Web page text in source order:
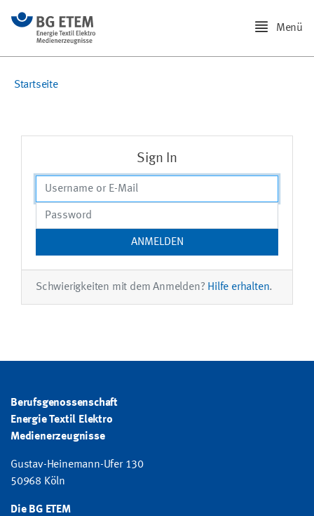
Menü
Startseite
Sign In
Schwierigkeiten mit dem Anmelden? Hilfe erhalten.
Berufsgenossenschaft
Energie Textil Elektro
Medienerzeugnisse
Gustav-Heinemann-Ufer 130
50968 Köln
Die BG ETEM